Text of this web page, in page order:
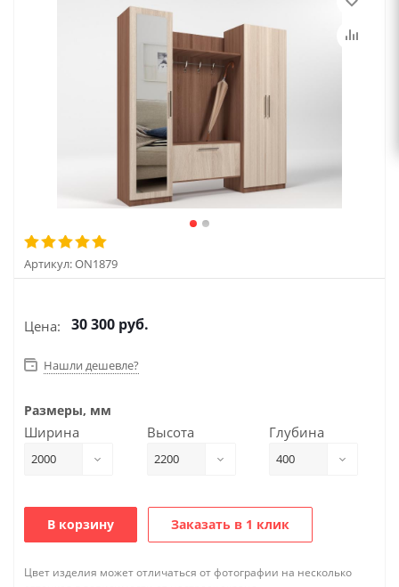
Артикул:ON1879
Цена: 30 300 руб.
Нашли дешевле?
Размеры, мм
Ширина
2000
Высота
2200
Глубина
400
В корзину Заказать в 1 клик
Цвет изделия может отличаться от фотографии на несколько